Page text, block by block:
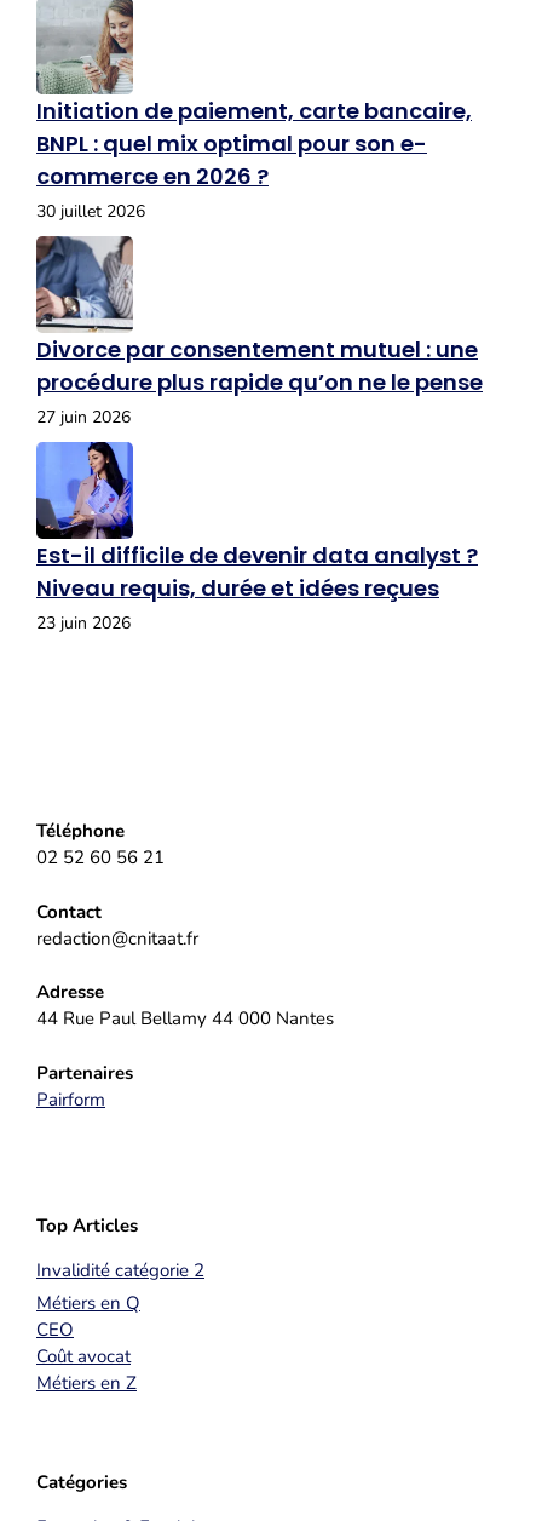
Initiation de paiement, carte bancaire,
BNPL : quel mix optimal pour son e-
commerce en 2026 ?
30 juillet 2026
Divorce par consentement mutuel : une
procédure plus rapide qu’on ne le pense
27 juin 2026
Est-il difficile de devenir data analyst ?
Niveau requis, durée et idées reçues
23 juin 2026
Téléphone
02 52 60 56 21
Contact
redaction@cnitaat.fr
Adresse
44 Rue Paul Bellamy 44 000 Nantes
Partenaires
Pairform
Top Articles
Invalidité catégorie 2
Métiers en Q
CEO
Coût avocat
Métiers en Z
Catégories